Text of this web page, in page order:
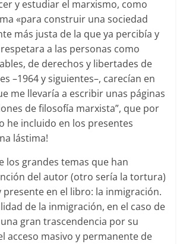
y estudiar el marxismo, como
«para construir una sociedad
más justa de la que ya percibía y
a las personas como
de derechos y libertades de
–1964 y siguientes–, carecían en
me llevaría a escribir unas páginas
de filosofía marxista”, que por
he incluido en los presentes
lástima!
los grandes temas que han
del autor (otro sería la tortura)
presente en el libro: la inmigración.
de la inmigración, en el caso de
gran trascendencia por su
acceso masivo y permanente de